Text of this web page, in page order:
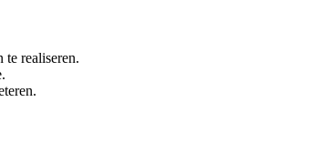
te realiseren.